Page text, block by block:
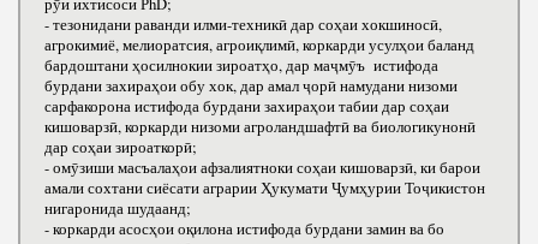
рӯи ихтисоси РhD;
- тезонидани раванди илми-техникӣ дар соҳаи хокшиносӣ,
агрокимиё, мелиоратсия, агроиқлимӣ, коркарди усулҳои баланд
бардоштани ҳосилнокии зироатҳо, дар маҷмӯъ истифода
бурдани захираҳои обу хок, дар амал ҷорӣ намудани низоми
сарфакорона истифода бурдани захираҳои табии дар соҳаи
кишоварзӣ, коркарди низоми агроландшафтӣ ва биологикунонӣ
дар соҳаи зироаткорӣ;
- омӯзиши масъалаҳои афзалиятноки соҳаи кишоварзӣ, ки барои
амали сохтани сиёсати аграрии Ҳукумати Ҷумҳурии Тоҷикистон
нигаронида шудаанд;
- коркарди асосҳои оқилона истифода бурдани замин ва бо